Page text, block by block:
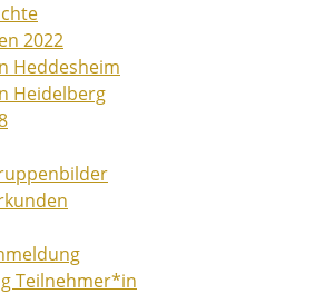
2022
Heddesheim
Heidelberg
Teilnehmer*in